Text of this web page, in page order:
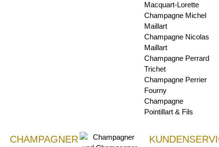
Macquart-Lorette
Champagne Michel
Maillart
Champagne Nicolas
Maillart
Champagne Perrard
Trichet
Champagne Perrier
Fourny
Champagne
Pointillart & Fils
CHAMPAGNER